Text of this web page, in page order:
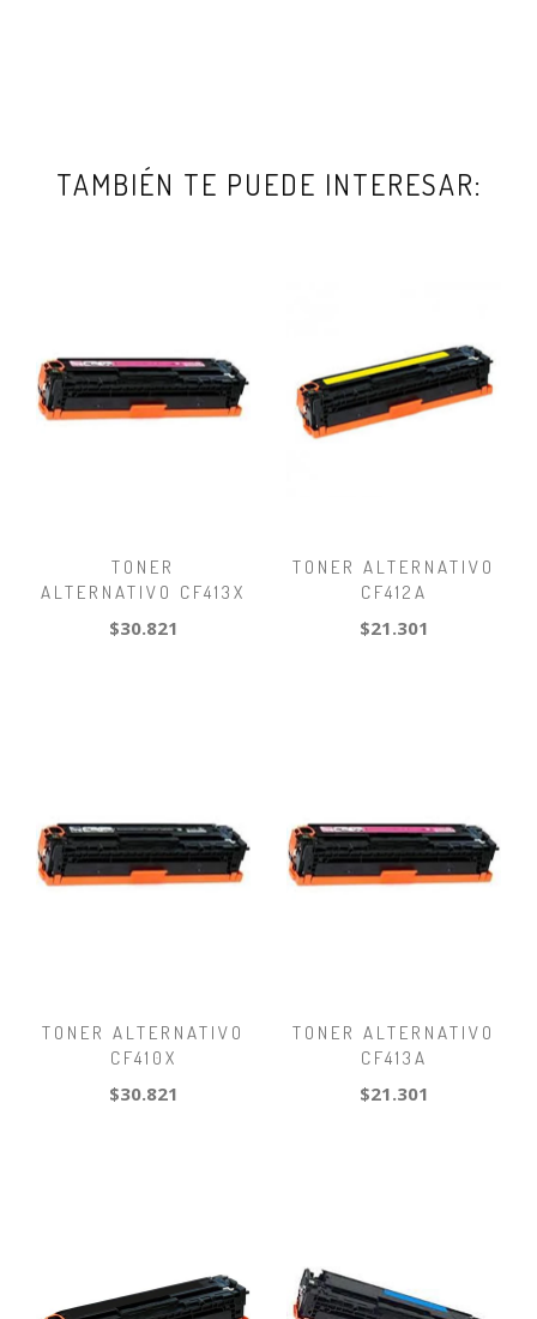
TAMBIÉN TE PUEDE INTERESAR:
TONER
ALTERNATIVO CF413X
$30.821
TONER ALTERNATIVO
CF412A
$21.301
TONER ALTERNATIVO
CF410X
$30.821
TONER ALTERNATIVO
CF413A
$21.301